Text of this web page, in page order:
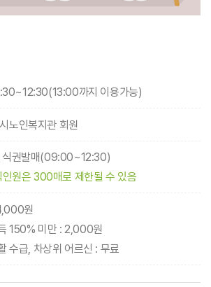
까지 이용가능)
노인복지관 회원
식권발매(09:00~12:30)
인원은 300매로 제한될 수 있음
원
150% 미만 : 2,000원
수급, 차상위 어르신 : 무료